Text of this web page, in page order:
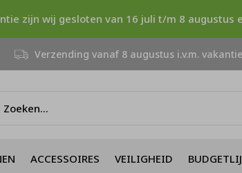
ACCESSOIRES VEILIGHEID
Verzending vanaf 8 augustus i.v.m.
zijn wij gesloten van 16 juli t/m 8 augustus